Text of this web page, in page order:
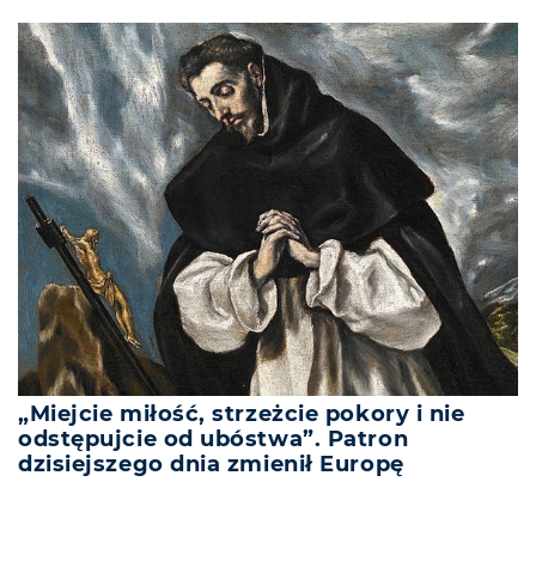
„Miejcie miłość, strzeżcie pokory i nie
odstępujcie od ubóstwa”. Patron
dzisiejszego dnia zmienił Europę